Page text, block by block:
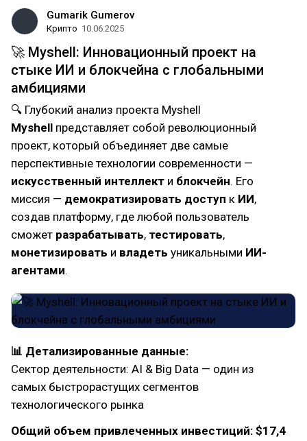
Gumarik Gumerov
Крипто 10.06.2025
🚀 Myshell: Инновационный проект на
стыке ИИ и блокчейна с глобальными
амбициями
🔍 Глубокий анализ проекта Myshell
Myshell представляет собой революционный
проект, который объединяет две самые
перспективные технологии современности —
искусственный интеллект и блокчейн. Его
миссия — демократизировать доступ к ИИ,
создав платформу, где любой пользователь
сможет разрабатывать, тестировать,
монетизировать и владеть уникальными ИИ-
агентами.
📊 Детализированные данные:
Сектор деятельности: AI & Big Data — один из
самых быстрорастущих сегментов
технологического рынка
Общий объем привлеченных инвестиций: $17,4